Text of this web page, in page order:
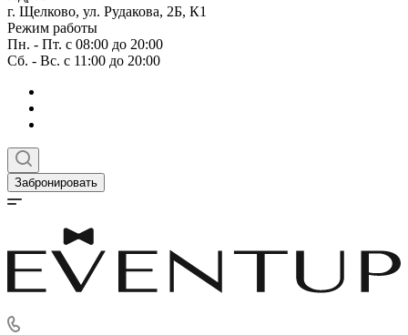
г. Щелково, ул. Рудакова, 2Б, К1
Режим работы
Пн. - Пт. с 08:00 до 20:00
Сб. - Вс. с 11:00 до 20:00
Забронировать